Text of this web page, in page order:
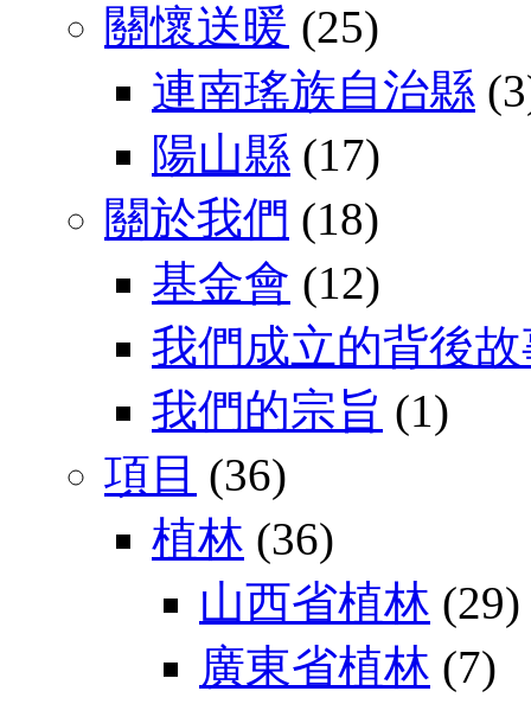
關懷送暖 (25)
連南瑤族自治縣
陽山縣 (17)
關於我們 (18)
基金會 (12)
我們成立的背後
我們的宗旨 (1)
項目 (36)
植林 (36)
山西省植林 (29)
廣東省植林 (7)